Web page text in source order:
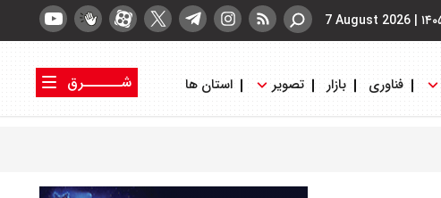
|
7 August 2026
فناوری بازار تصویر استان ها
شــــــرق